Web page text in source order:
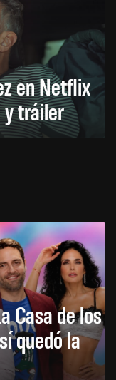
en Netflix
y tráiler
Casa de los
quedó la